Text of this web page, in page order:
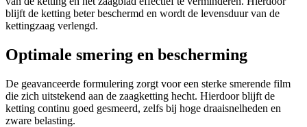
blijft de ketting beter beschermd en wordt de levensduur van de
kettingzaag verlengd.
Optimale smering en bescherming
De geavanceerde formulering zorgt voor een sterke smerende film
die zich uitstekend aan de zaagketting hecht. Hierdoor blijft de
ketting continu goed gesmeerd, zelfs bij hoge draaisnelheden en
zware belasting.